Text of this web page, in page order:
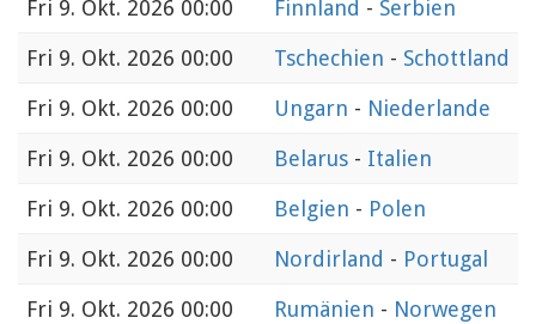
Fri 9. Okt. 2026 00:00 Finnland - Serbien
Fri 9. Okt. 2026 00:00 Tschechien - Schottland
Fri 9. Okt. 2026 00:00 Ungarn - Niederlande
Fri 9. Okt. 2026 00:00 Belarus - Italien
Fri 9. Okt. 2026 00:00 Belgien - Polen
Fri 9. Okt. 2026 00:00 Nordirland - Portugal
Fri 9. Okt. 2026 00:00 Rumänien - Norwegen